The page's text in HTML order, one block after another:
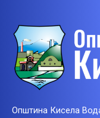
Општина Кисела